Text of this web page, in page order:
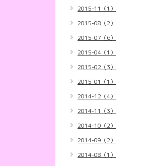
2015-11（1）
2015-08（2）
2015-07（6）
2015-04（1）
2015-02（3）
2015-01（1）
2014-12（4）
2014-11（3）
2014-10（2）
2014-09（2）
2014-08（1）